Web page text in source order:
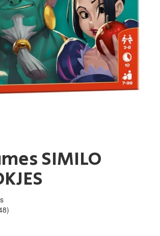
SIMILO